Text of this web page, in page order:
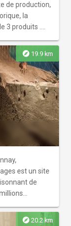
russes
ainsi
fluviales
bouleverser
de
pour
de production,
la
3 produits .
Guillon.
vous racontera
et artisanale.
explore 19.9 km
est un site
de
ses
explore 20.2 km